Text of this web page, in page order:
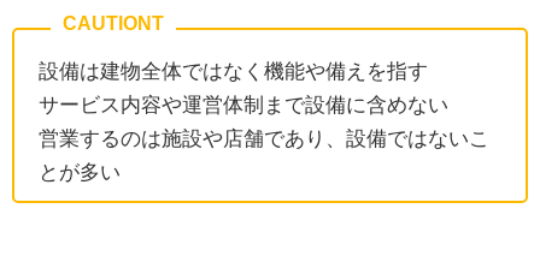
設備は建物全体ではなく機能や備えを指す
サービス内容や運営体制まで設備に含めない
営業するのは施設や店舗であり、設備ではないこ
とが多い